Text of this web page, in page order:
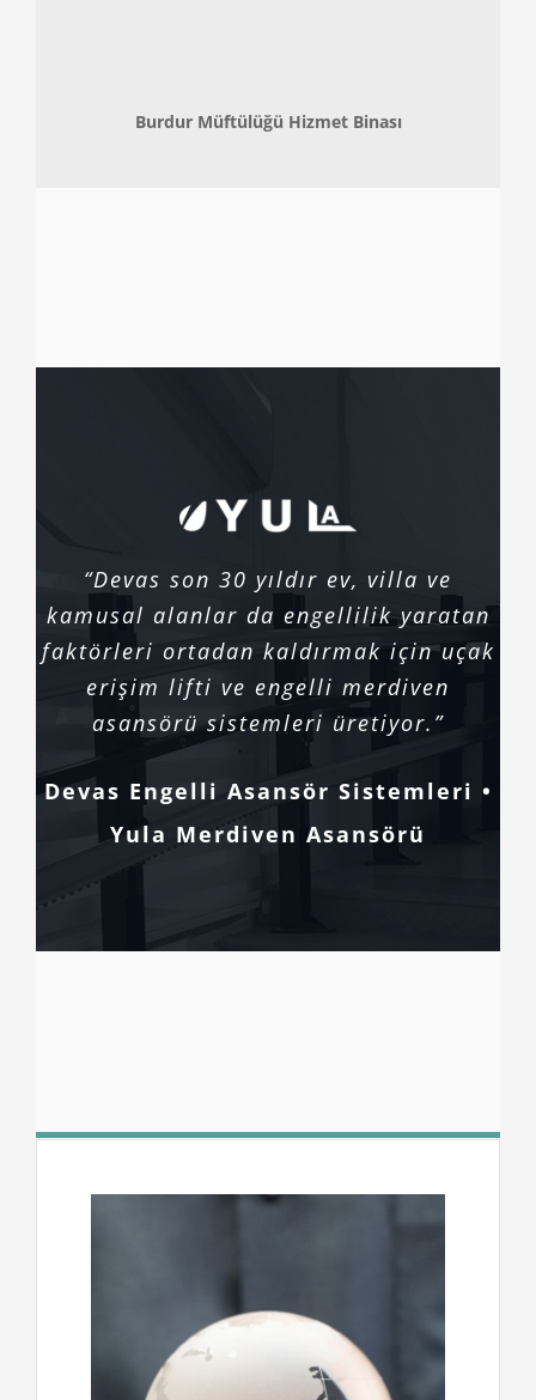
Burdur Müftülüğü Hizmet Binası
“Devas son 30 yıldır ev, villa ve
kamusal alanlar da engellilik yaratan
faktörleri ortadan kaldırmak için uçak
erişim lifti ve engelli merdiven
asansörü sistemleri üretiyor.”
Devas Engelli Asansör Sistemleri •
Yula Merdiven Asansörü